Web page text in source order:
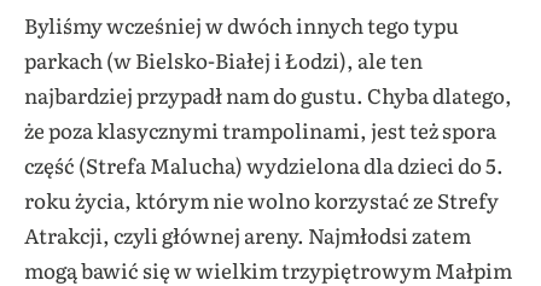
Byliśmy wcześniej w dwóch innych tego typu
parkach (w Bielsko-Białej i Łodzi), ale ten
najbardziej przypadł nam do gustu. Chyba dlatego,
że poza klasycznymi trampolinami, jest też spora
część (Strefa Malucha) wydzielona dla dzieci do 5.
roku życia, którym nie wolno korzystać ze Strefy
Atrakcji, czyli głównej areny. Najmłodsi zatem
mogą bawić się w wielkim trzypiętrowym Małpim